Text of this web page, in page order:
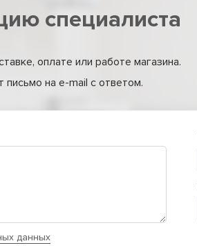
специалиста
оплате или работе магазина.
письмо на e-mail с ответом.
данных